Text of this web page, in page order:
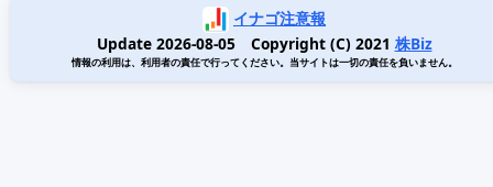
イナゴ注意報
Update 2026-08-05 Copyright (C) 2021 株Biz
情報の利用は、利用者の責任で行ってください。当サイトは一切の責任を負いません。